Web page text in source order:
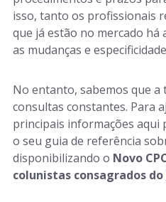
Art. 1.045 a 1.072
isso, tanto os profissionais
que já estão no mercado há
as mudanças e
No entanto, sabemos que a
consultas constantes. Para
principais informações
o seu guia de referência
disponibilizando o Novo
colunistas consagrados do